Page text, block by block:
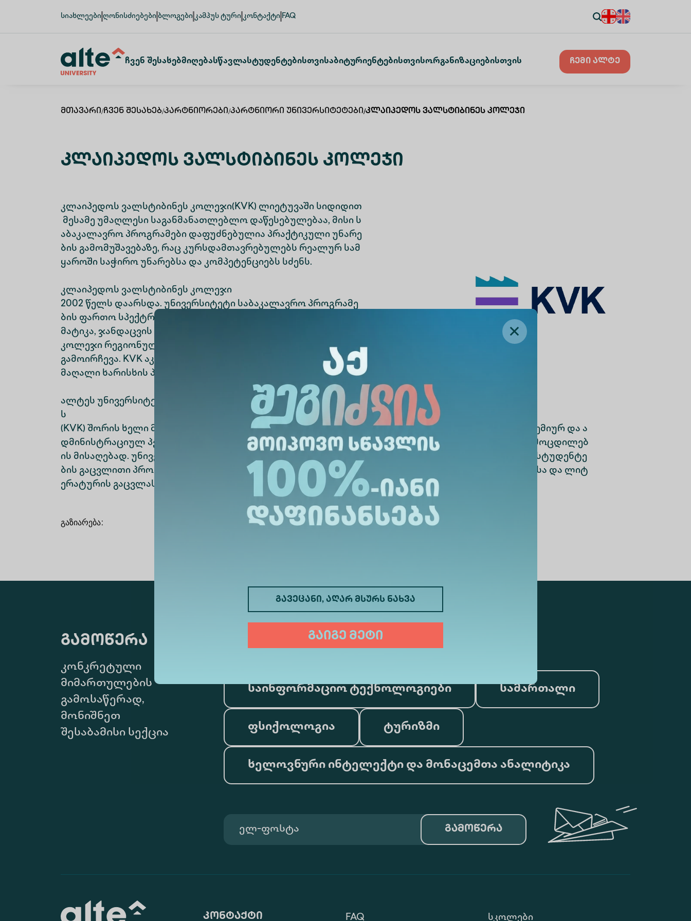
სიახლეები ღონისძიებები ბლოგები კამპუს ტური კონტაქტი FAQ
Ჩვენ ᲨესახებᲛიღებაᲡწავლაᲡტუდენტებისთვისᲐბიტურიენტებისთვისᲝრგანიზაციებისთვის ჩემი ალტე
გავეცანი, აღარ მსურს ნახვა
გაიგე მეტი
Მთავარი/Ჩვენ Შესახებ/Პარტნიორები/Პარტნიორი Უნივერსიტეტები/Კლაიპედოს Ვალსტიბინეს Კოლეჯი
Კლაიპედოს Ვალსტიბინეს Კოლეჯი
კლაიპედოს ვალსტიბინეს კოლეჯი(KVK) ლიეტუვაში სიდიდით
მესამე უმაღლესი საგანმანათლებლო დაწესებულებაა, მისი ს
აბაკალავრო პროგრამები დაფუძნებულია პრაქტიკული უნარე
ბის გამომუშავებაზე, რაც კურსდამთავრებულებს რეალურ სამ
ყაროში საჭირო უნარებსა და კომპეტენციებს სძენს.
კლაიპედოს ვალსტიბინეს კოლეჯი
2002 წელს დაარსდა. უნივერსიტეტი საბაკალავრო პროგრამე
ბის ფართო სპექტრს მოიცავს, როგორიცაა ინჟინერია, ინფორ
მატიკა, ჯანდაცვის მეცნიერებები, ბიზნესი და სხვა.
კოლეჯი რეგიონულ ინდუსტრიასთან მჭიდრო კავშირებით
გამოირჩევა. KVK აკრედიტებულია და აღიარებულია, როგორც
მაღალი ხარისხის პროფესიული საგანმანათლებლო სივრცე.
ალტეს უნივერსიტეტსა და კლაიპედოს ვალსტიბინეს კოლეჯ
ს
(KVK) შორის ხელი მოეწერა ურთიერთგაგების მემორანდუმს. თანამშრომლობა სტუდენტებს, აკადემიურ და ა
დმინისტრაციულ პერსონალს სთავაზობს მრავალფეროვან შესაძლებლობებს საერთაშორისო გამოცდილებ
ის მისაღებად. უნივერსიტეტებს შორის შეთანხმება ხელს შეუწყობს აკადემიური პერსონალისა და სტუდენტე
ბის გაცვლითი პროგრამების ორგანიზებას, ერთობლივ კვლევით პროექტებს, სასწავლო მასალებისა და ლიტ
ერატურის გაცვლას, ასევე ერთობლივი აკადემიური პროგრამების შემუშავებას.
გაზიარება:
გამოწერა
კონკრეტული
მიმართულების
გამოსაწერად,
მონიშნეთ
შესაბამისი სექცია
მედიცინა ბიზნესი
საინფორმაციო ტექნოლოგიები სამართალი
ფსიქოლოგია ტურიზმი
ხელოვნური ინტელექტი და მონაცემთა ანალიტიკა
გამოწერა
კონტაქტი FAQ Სკოლები